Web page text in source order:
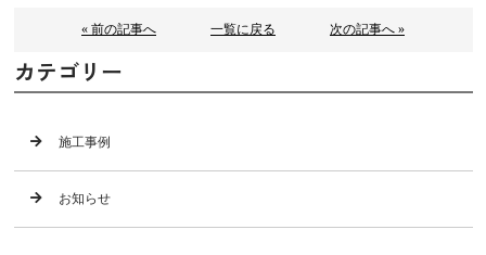
« 前の記事へ 一覧に戻る 次の記事へ »
カテゴリー
施工事例
お知らせ